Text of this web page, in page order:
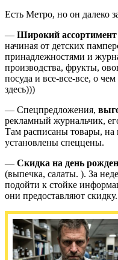
Есть Метро, но он далеко
— Широкий ассортимент
начиная от детских
принадлежностями и
производства, фрукты,
посуда и все-все-все, о
здесь)))
— Спецпредложения,
рекламный журнальчик,
Там расписаны товары, на
установлены спеццены.
— Скидка на день
(выпечка, салаты. ). За
подойти к стойке
они предоставляют скидку.